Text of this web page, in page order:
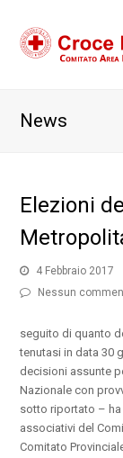
News
Elezioni
4 Febbraio 2017
Nessun
seguito di quanto
tenutasi in data 30
decisioni assunte
Nazionale con
sotto riportato –
associativi del
Comitato